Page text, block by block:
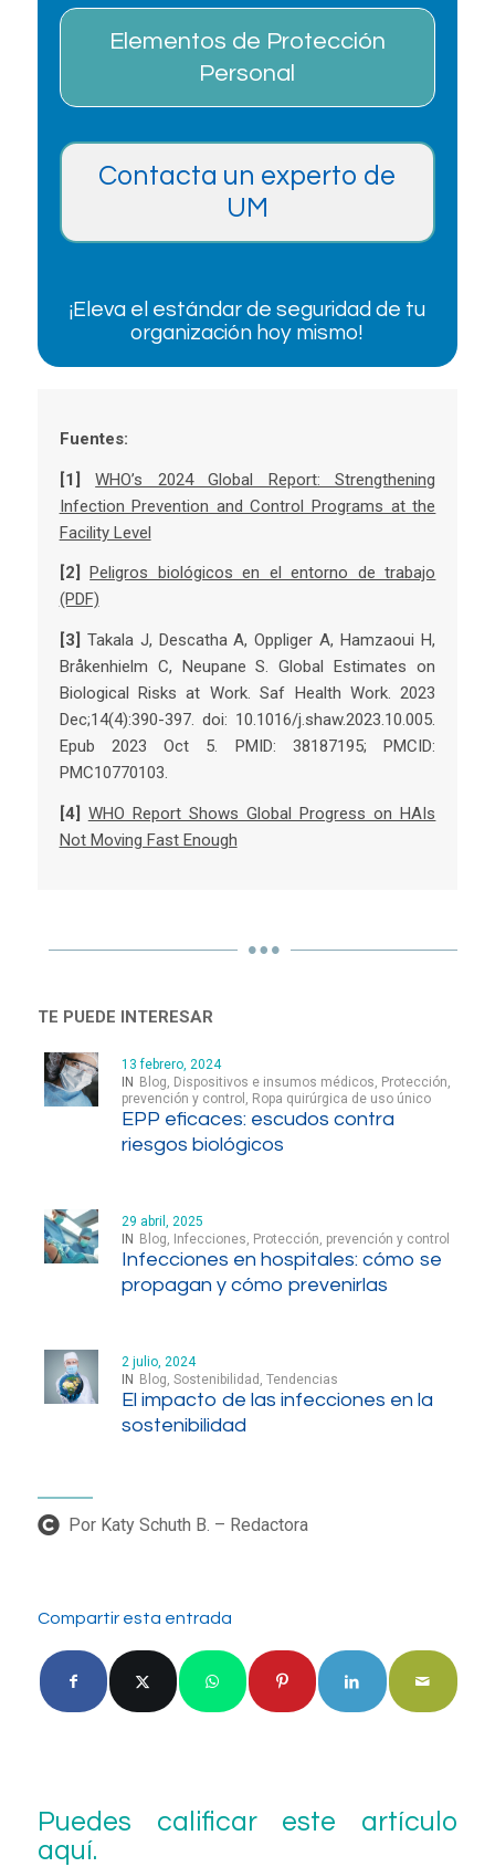
Elementos de Protección
Personal
Contacta un experto de
UM
¡Eleva el estándar de seguridad de tu
organización hoy mismo!
Fuentes:
[1]
WHO’s 2024 Global Report: Strengthening
Infection Prevention and Control Programs at the
Facility Level
[2]
Peligros biológicos en el entorno de trabajo
(PDF)
[3] Takala J, Descatha A, Oppliger A, Hamzaoui H,
Bråkenhielm C, Neupane S. Global Estimates on
Biological Risks at Work. Saf Health Work. 2023
Dec;14(4):390-397. doi: 10.1016/j.shaw.2023.10.005.
Epub 2023 Oct 5. PMID: 38187195; PMCID:
PMC10770103.
[4] WHO Report Shows Global Progress on HAIs
Not Moving Fast Enough
TE PUEDE INTERESAR
13 febrero, 2024
IN Blog Dispositivos e insumos médicos Protección,
prevención y control
Ropa quirúrgica de uso único
EPP eficaces: escudos contra
riesgos biológicos
29 abril, 2025
IN Blog Infecciones Protección, prevención y control
Infecciones en hospitales: cómo se
propagan y cómo prevenirlas
2 julio, 2024
IN Blog Sostenibilidad Tendencias
El impacto de las infecciones en la
sostenibilidad
Por Katy Schuth B. – Redactora
Compartir esta entrada
Puedes calificar este artículo
aquí.